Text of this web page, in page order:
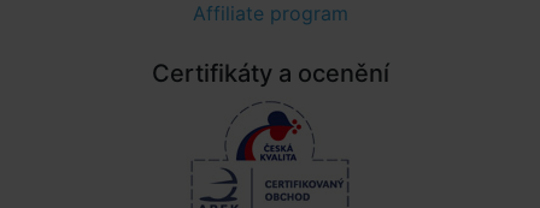
Affiliate program
Certifikáty a ocenění